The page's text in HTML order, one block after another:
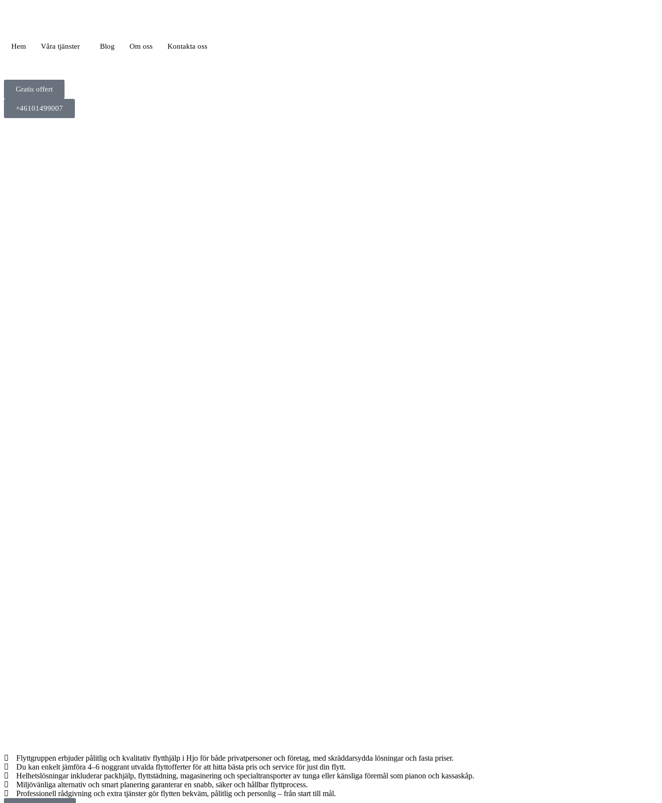
Hem Våra tjänster Blog Om oss Kontakta oss
Gratis offert
+46101499007
Flyttgruppen erbjuder pålitlig och kvalitativ flytthjälp i Hjo för både privatpersoner och företag, med skräddarsydda lösningar och fasta priser.
Du kan enkelt jämföra 4–6 noggrant utvalda flyttofferter för att hitta bästa pris och service för just din flytt.
Helhetslösningar inkluderar packhjälp, flyttstädning, magasinering och specialtransporter av tunga eller känsliga föremål som pianon och kassaskåp.
Miljövänliga alternativ och smart planering garanterar en snabb, säker och hållbar flyttprocess.
Professionell rådgivning och extra tjänster gör flytten bekväm, pålitlig och personlig – från start till mål.